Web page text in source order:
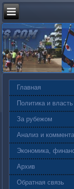
Главная
Политика и власть
За рубежом
Анализ и
Экономика,
Архив
Обратная связь